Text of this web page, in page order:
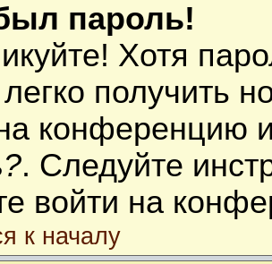
пароль!
Хотя
получить
конференцию
. Следуйте
войти на
к началу